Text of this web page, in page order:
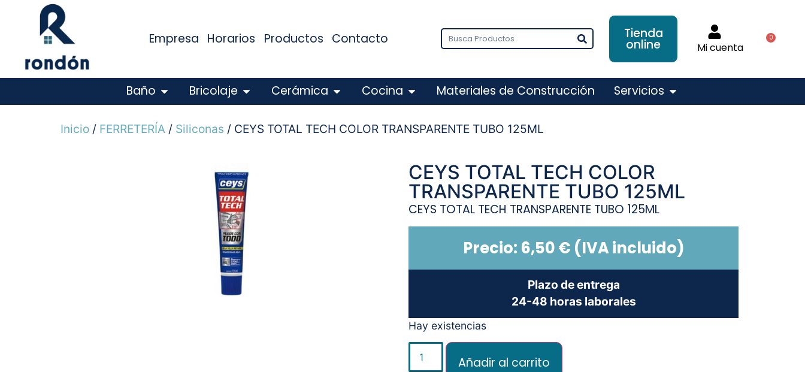
Empresa Horarios Productos Contacto Tienda
online Mi cuenta
0
Baño Bricolaje Cerámica Cocina Materiales de Construcción Servicios
Inicio/ FERRETERÍA/ Siliconas / CEYS TOTAL TECH COLOR TRANSPARENTE TUBO 125ML
CEYS TOTAL TECH COLOR
TRANSPARENTE TUBO 125ML
CEYS TOTAL TECH TRANSPARENTE TUBO 125ML
Precio: 6,50€ (IVA incluido)
Plazo de entrega
24-48 horas laborales
Hay existencias
Añadir al carrito